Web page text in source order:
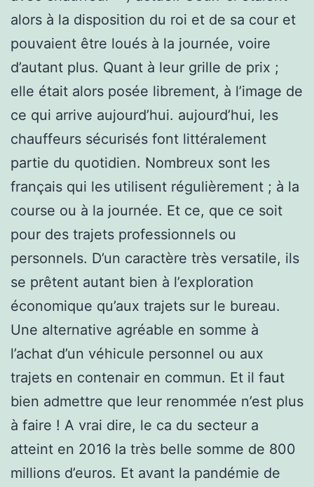
alors à la disposition du roi et de sa cour et
pouvaient être loués à la journée, voire
d’autant plus. Quant à leur grille de prix ;
elle était alors posée librement, à l’image de
ce qui arrive aujourd’hui. aujourd’hui, les
chauffeurs sécurisés font littéralement
partie du quotidien. Nombreux sont les
français qui les utilisent régulièrement ; à la
course ou à la journée. Et ce, que ce soit
pour des trajets professionnels ou
personnels. D’un caractère très versatile, ils
se prêtent autant bien à l’exploration
économique qu’aux trajets sur le bureau.
Une alternative agréable en somme à
l’achat d’un véhicule personnel ou aux
trajets en contenair en commun. Et il faut
bien admettre que leur renommée n’est plus
à faire ! A vrai dire, le ca du secteur a
atteint en 2016 la très belle somme de 800
millions d’euros. Et avant la pandémie de